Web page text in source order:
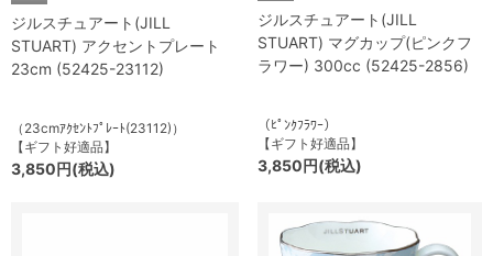
ジルスチュアート(JILL
STUART) アクセントプレート
23cm (52425-23112)
（23cmｱｸｾﾝﾄﾌﾟﾚｰﾄ(23112)）
【ギフト好適品】
3,850円(税込)
ジルスチュアート(JILL
STUART) マグカップ(ピンクフ
ラワー) 300cc (52425-2856)
（ﾋﾟﾝｸﾌﾗﾜｰ）
【ギフト好適品】
3,850円(税込)